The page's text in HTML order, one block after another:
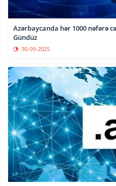
Azərbaycanda hər 1000 nəfərə
Gündüz
30-09-2025